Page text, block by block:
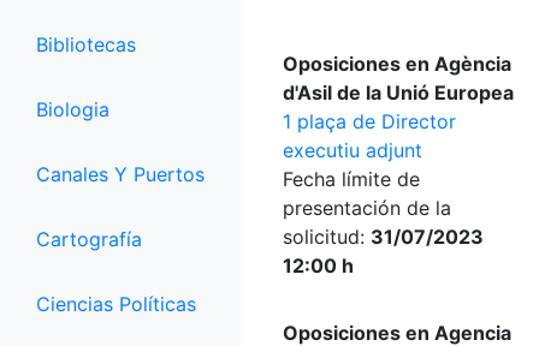
Bibliotecas
Biologia
Canales Y Puertos
Cartografía
Ciencias Políticas
Oposiciones en Agència
d'Asil de la Unió Europea
1 plaça de Director
executiu adjunt
Fecha límite de
presentación de la
solicitud: 31/07/2023
12:00 h
Oposiciones en Agencia